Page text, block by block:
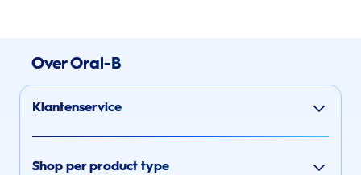
Over Oral-B
Klantenservice
Shop per product type